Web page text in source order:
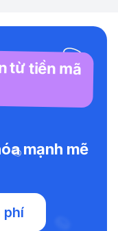
từ tiền mã
mạnh mẽ
phí